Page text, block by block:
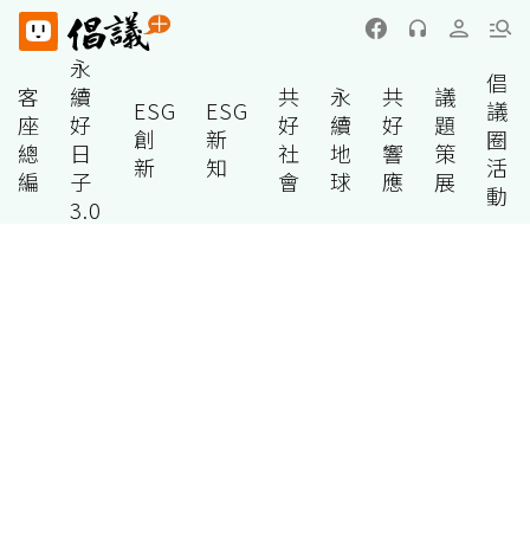
客
座
總
編
永
續
好
日
子
3.0
ESG
創
新
ESG
新
知
共
好
社
會
永
續
地
球
共
好
響
應
議
題
策
展
倡
議
圈
活
動